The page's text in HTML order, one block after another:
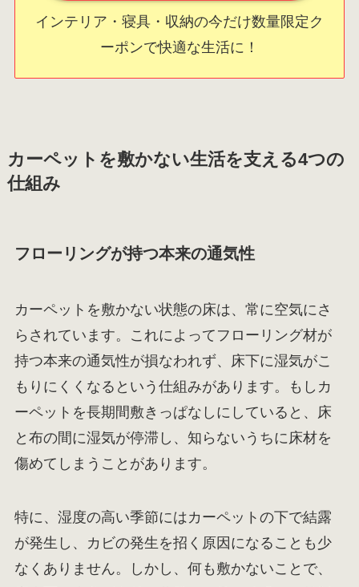
インテリア・寝具・収納の今だけ数量限定ク
ーポンで快適な生活に！
カーペットを敷かない生活を支える4つの
仕組み
フローリングが持つ本来の通気性
カーペットを敷かない状態の床は、常に空気にさ
らされています。これによってフローリング材が
持つ本来の通気性が損なわれず、床下に湿気がこ
もりにくくなるという仕組みがあります。もしカ
ーペットを長期間敷きっぱなしにしていると、床
と布の間に湿気が停滞し、知らないうちに床材を
傷めてしまうことがあります。
特に、湿度の高い季節にはカーペットの下で結露
が発生し、カビの発生を招く原因になることも少
なくありません。しかし、何も敷かないことで、